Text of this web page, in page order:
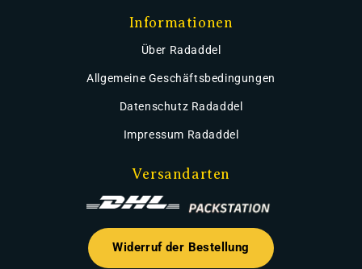
Informationen
Über Radaddel
Allgemeine Geschäftsbedingungen
Datenschutz Radaddel
Impressum Radaddel
Versandarten
Widerruf der Bestellung